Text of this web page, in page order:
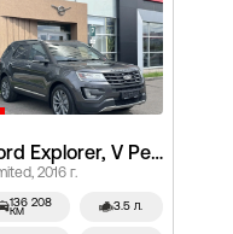
Ford Explorer, V Рестайлинг
2016 г.
136 208
км 3.5 л.